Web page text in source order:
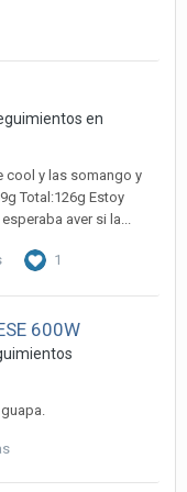
en
cool y las somango y
Total:126g Estoy
aver si la...
1
600W